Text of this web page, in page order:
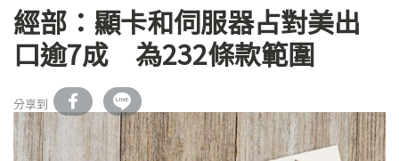
經部：顯卡和伺服器占對美出
口逾7成 為232條款範圍
分享到